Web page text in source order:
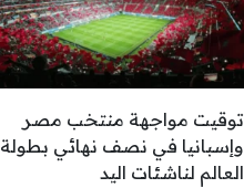
توقيت مواجهة منتخب مصر
وإسبانيا في نصف نهائي بطولة
العالم لناشئات اليد